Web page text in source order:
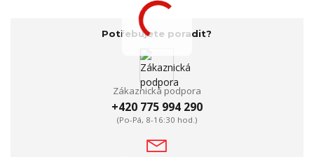
Potřebujete poradit?
Zákaznická podpora
+420 775 994 290
(Po-Pá, 8-16:30 hod.)